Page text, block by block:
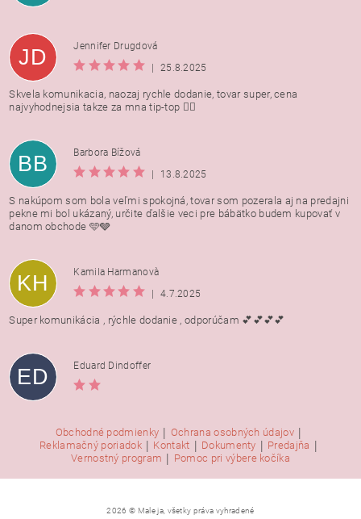
JD
Jennifer Drugdová
|
25.8.2025
Skvela komunikacia, naozaj rychle dodanie, tovar super, cena
najvyhodnejsia takze za mna tip-top 👍🏻
BB
Barbora Bížová
|
13.8.2025
S nakúpom som bola veľmi spokojná, tovar som pozerala aj na predajni
pekne mi bol ukázaný, určite ďalšie veci pre bábätko budem kupovať v
danom obchode 🩵🩶
KH
Kamila Harmanovà
|
4.7.2025
Super komunikácia , rýchle dodanie , odporúčam 💕💕💕💕
ED Eduard Dindoffer
Obchodné podmienky | Ochrana osobných údajov |
Reklamačný poriadok | Kontakt | Dokumenty | Predajňa |
Vernostný program | Pomoc pri výbere kočíka
2026 © Male ja, všetky práva vyhradené